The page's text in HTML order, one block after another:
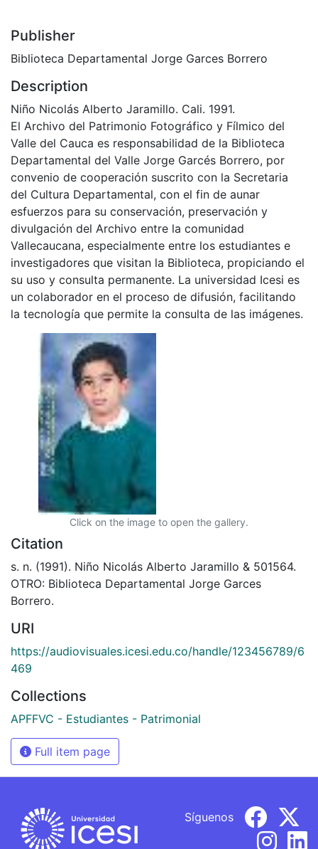
Publisher
Biblioteca Departamental Jorge Garces Borrero
Description
Niño Nicolás Alberto Jaramillo. Cali. 1991.
El Archivo del Patrimonio Fotográfico y Fílmico del
Valle del Cauca es responsabilidad de la Biblioteca
Departamental del Valle Jorge Garcés Borrero, por
convenio de cooperación suscrito con la Secretaria
del Cultura Departamental, con el fin de aunar
esfuerzos para su conservación, preservación y
divulgación del Archivo entre la comunidad
Vallecaucana, especialmente entre los estudiantes e
investigadores que visitan la Biblioteca, propiciando el
su uso y consulta permanente. La universidad Icesi es
un colaborador en el proceso de difusión, facilitando
la tecnología que permite la consulta de las imágenes.
Click on the image to open the gallery.
Citation
s. n. (1991). Niño Nicolás Alberto Jaramillo & 501564.
OTRO: Biblioteca Departamental Jorge Garces
Borrero.
URI
https://audiovisuales.icesi.edu.co/handle/123456789/6
469
Collections
APFFVC - Estudiantes - Patrimonial
Full item page
Síguenos